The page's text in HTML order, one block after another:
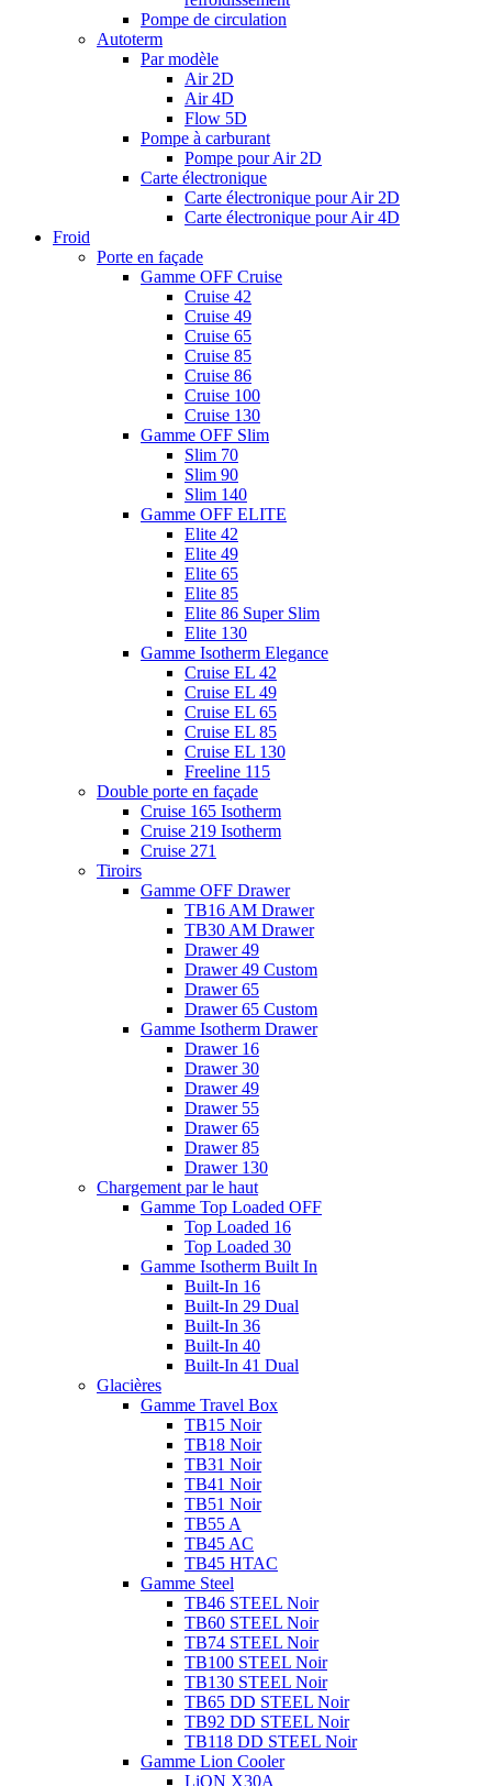
Pompe de circulation
Autoterm
Par modèle
Air 2D
Air 4D
Flow 5D
Pompe à carburant
Pompe pour Air 2D
Carte électronique
Carte électronique pour Air 2D
Carte électronique pour Air 4D
Froid
Porte en façade
Gamme OFF Cruise
Cruise 42
Cruise 49
Cruise 65
Cruise 85
Cruise 86
Cruise 100
Cruise 130
Gamme OFF Slim
Slim 70
Slim 90
Slim 140
Gamme OFF ELITE
Elite 42
Elite 49
Elite 65
Elite 85
Elite 86 Super Slim
Elite 130
Gamme Isotherm Elegance
Cruise EL 42
Cruise EL 49
Cruise EL 65
Cruise EL 85
Cruise EL 130
Freeline 115
Double porte en façade
Cruise 165 Isotherm
Cruise 219 Isotherm
Cruise 271
Tiroirs
Gamme OFF Drawer
TB16 AM Drawer
TB30 AM Drawer
Drawer 49
Drawer 49 Custom
Drawer 65
Drawer 65 Custom
Gamme Isotherm Drawer
Drawer 16
Drawer 30
Drawer 49
Drawer 55
Drawer 65
Drawer 85
Drawer 130
Chargement par le haut
Gamme Top Loaded OFF
Top Loaded 16
Top Loaded 30
Gamme Isotherm Built In
Built-In 16
Built-In 29 Dual
Built-In 36
Built-In 40
Built-In 41 Dual
Glacières
Gamme Travel Box
TB15 Noir
TB18 Noir
TB31 Noir
TB41 Noir
TB51 Noir
TB55 A
TB45 AC
TB45 HTAC
Gamme Steel
TB46 STEEL Noir
TB60 STEEL Noir
TB74 STEEL Noir
TB100 STEEL Noir
TB130 STEEL Noir
TB65 DD STEEL Noir
TB92 DD STEEL Noir
TB118 DD STEEL Noir
Gamme Lion Cooler
LiON X30A